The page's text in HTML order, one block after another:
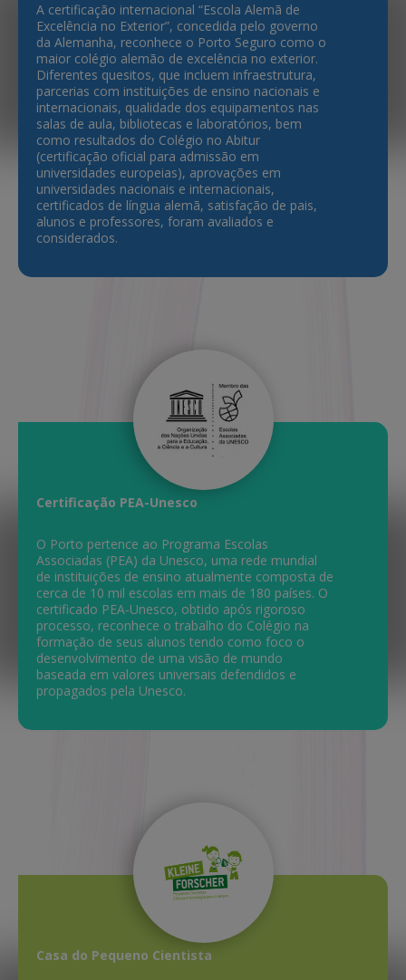
A certificação internacional “Escola Alemã de
Excelência no Exterior”, concedida pelo governo
da Alemanha, reconhece o Porto Seguro como o
maior colégio alemão de excelência no exterior.
Diferentes quesitos, que incluem infraestrutura,
parcerias com instituições de ensino nacionais e
internacionais, qualidade dos equipamentos nas
salas de aula, bibliotecas e laboratórios, bem
como resultados do Colégio no Abitur
(certificação oficial para admissão em
universidades europeias), aprovações em
universidades nacionais e internacionais,
certificados de língua alemã, satisfação de pais,
alunos e professores, foram avaliados e
considerados.
Certificação PEA-Unesco
O Porto pertence ao Programa Escolas
Associadas (PEA) da Unesco, uma rede mundial
de instituições de ensino atualmente composta de
cerca de 10 mil escolas em mais de 180 países. O
certificado PEA-Unesco, obtido após rigoroso
processo, reconhece o trabalho do Colégio na
formação de seus alunos tendo como foco o
desenvolvimento de uma visão de mundo
baseada em valores universais defendidos e
propagados pela Unesco.
Casa do Pequeno Cientista